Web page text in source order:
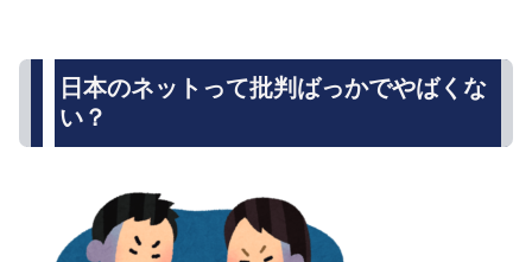
日本のネットって批判ばっかでやばくな
い？